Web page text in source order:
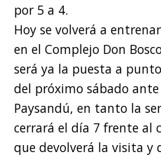
por 5 a 4.
Hoy se volverá a
en el Complejo Don
será ya la puesta a
del próximo sábado
Paysandú, en tanto la
cerrará el día 7 frente al
que devolverá la visita y